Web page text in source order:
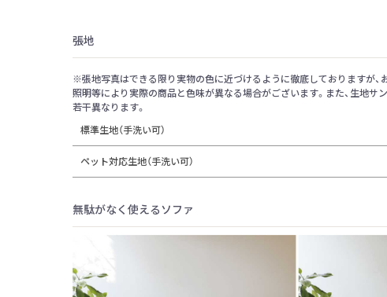
張地
※張地写真はできる限り実物の色に近づけるように徹底しておりますが、
照明等により実際の商品と色味が異なる場合がございます。また、生地サ
若干異なります。
標準生地（手洗い可）
ペット対応生地（手洗い可）
無駄がなく使えるソファ